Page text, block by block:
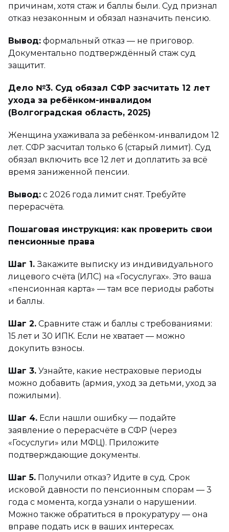
причинам, хотя стаж и баллы были. Суд признал
отказ незаконным и обязал назначить пенсию.
Вывод: формальный отказ — не приговор.
Документально подтверждённый стаж суд
защитит.
Дело №3. Суд обязал СФР засчитать 12 лет
ухода за ребёнком-инвалидом
(Волгоградская область, 2025)
Женщина ухаживала за ребёнком-инвалидом 12
лет. СФР засчитал только 6 (старый лимит). Суд
обязал включить все 12 лет и доплатить за всё
время заниженной пенсии.
Вывод: с 2026 года лимит снят. Требуйте
перерасчёта.
Пошаговая инструкция: как проверить свои
пенсионные права
Шаг 1. Закажите выписку из индивидуального
лицевого счёта (ИЛС) на «Госуслугах». Это ваша
«пенсионная карта» — там все периоды работы
и баллы.
Шаг 2. Сравните стаж и баллы с требованиями:
15 лет и 30 ИПК. Если не хватает — можно
докупить взносы.
Шаг 3. Узнайте, какие нестраховые периоды
можно добавить (армия, уход за детьми, уход за
пожилыми).
Шаг 4. Если нашли ошибку — подайте
заявление о перерасчёте в СФР (через
«Госуслуги» или МФЦ). Приложите
подтверждающие документы.
Шаг 5. Получили отказ? Идите в суд. Срок
исковой давности по пенсионным спорам — 3
года с момента, когда узнали о нарушении.
Можно также обратиться в прокуратуру — она
вправе подать иск в ваших интересах.